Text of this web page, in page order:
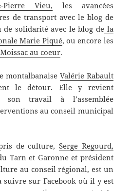
Pierre Vieu, les avancées
de transport avec le blog de
de solidarité avec le blog de la
Marie Piqué, ou encore les
Moissac au coeur.
montalbanaise Valérie Rabault
le détour. Elle y revient
son travail à l’assemblée
au conseil municipal
de culture, Serge Regourd,
Tarn et Garonne et président
au conseil régional, est un
suivre sur Facebook où il y est